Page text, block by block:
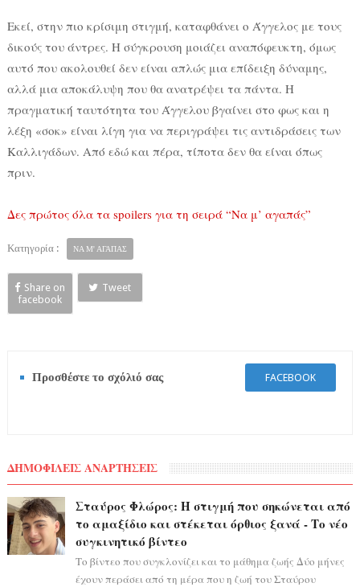
Εκεί, στην πιο κρίσιμη στιγμή, καταφθάνει ο Άγγελος με τους
δικούς του άντρες. Η σύγκρουση μοιάζει αναπόφευκτη, όμως
αυτό που ακολουθεί δεν είναι απλώς μια επίδειξη δύναμης,
αλλά μια αποκάλυψη που θα ανατρέψει τα πάντα. Η
πραγματική ταυτότητα του Άγγελου βγαίνει στο φως και η
λέξη «σοκ» είναι λίγη για να περιγράψει τις αντιδράσεις των
Καλλιγάδων. Από εδώ και πέρα, τίποτα δεν θα είναι όπως
πριν.
Δες πρώτος όλα τα spoilers για τη σειρά “Να μ’ αγαπάς”
Κατηγορία : ΝΑ Μ' ΑΓΑΠΑΣ
Share on
facebook
Tweet
Προσθέστε το σχόλιό σας FACEBOOK
ΔΗΜΟΦΙΛΕΙΣ ΑΝΑΡΤΗΣΕΙΣ
Σταύρος Φλώρος: Η στιγμή που σηκώνεται από
το αμαξίδιο και στέκεται όρθιος ξανά - Το νέο
συγκινητικό βίντεο
Το βίντεο που συγκλονίζει και το μάθημα ζωής Δύο μήνες
έχουν περάσει από τη μέρα που η ζωή του Σταύρου